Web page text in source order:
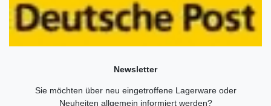
Newsletter
Sie möchten über neu eingetroffene Lagerware oder
Neuheiten allgemein informiert werden?